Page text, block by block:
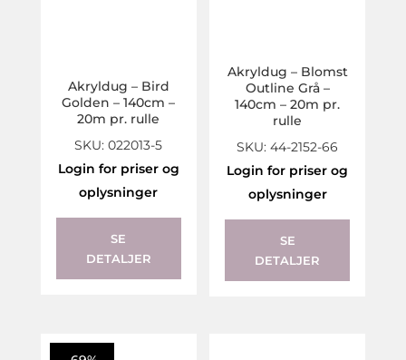
Akryldug – Bird
Golden – 140cm –
20m pr. rulle
SKU: 022013-5
Login for priser og
oplysninger
SE
DETALJER
Akryldug – Blomst
Outline Grå –
140cm – 20m pr.
rulle
SKU: 44-2152-66
Login for priser og
oplysninger
SE
DETALJER